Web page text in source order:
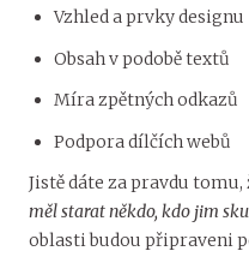
Vzhled a prvky designu
Obsah v podobě textů
Míra zpětných odkazů
Podpora dílčích webů
Jistě dáte za pravdu tomu,
měl starat někdo, kdo jim
oblasti budou připraveni